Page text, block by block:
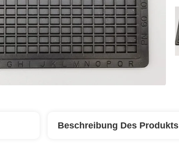
Beschreibung Des Produkts